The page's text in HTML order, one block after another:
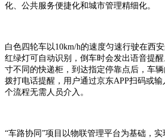
化、公共服务便捷化和城市管理精细化。
白色四轮车以10km/h的速度匀速行驶在西
红绿灯可自动识别，倒车时会发出语音提
寸不同的快递柜，到达指定停靠点后，车
拨打电话提醒，用户通过京东APP扫码或
个流程无需人员介入。
“车路协同”项目以物联管理平台为基础，